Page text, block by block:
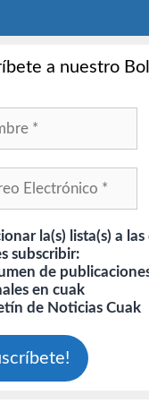
a nuestro
la(s) lista(s) a
subscribir:
de
en cuak
de Noticias Cuak